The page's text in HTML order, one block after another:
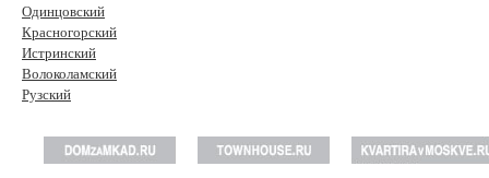
Одинцовский
Красногорский
Истринский
Волоколамский
Рузский